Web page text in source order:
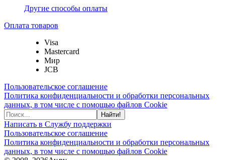
Другие способы оплаты
Оплата товаров
Visa
Mastercard
Мир
JCB
Пользовательское соглашение
Политика конфиденциальности и обработки персональных
данных, в том числе с помощью файлов Cookie
Найти!
Написать в Службу поддержки
Пользовательское соглашение
Политика конфиденциальности и обработки персональных
данных, в том числе с помощью файлов Cookie